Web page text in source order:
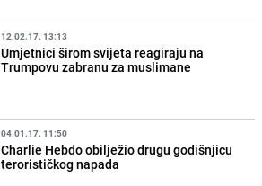
12.02.17. 13:13
Umjetnici širom svijeta reagiraju na
Trumpovu zabranu za muslimane
04.01.17. 11:50
Charlie Hebdo obilježio drugu godišnjicu
terorističkog napada